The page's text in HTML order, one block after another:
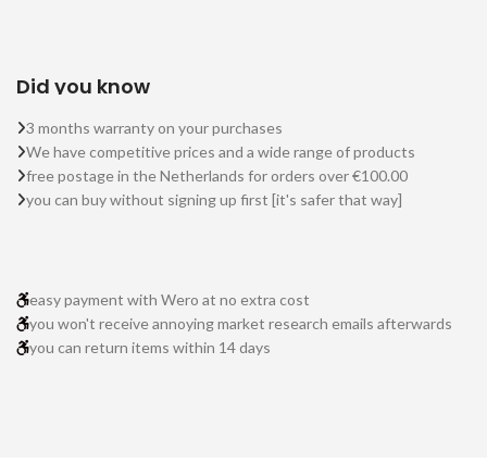
Did you know
3 months warranty on your purchases
We have competitive prices and a wide range of products
free postage in the Netherlands for orders over €100.00
you can buy without signing up first [it's safer that way]
easy payment with Wero at no extra cost
you won't receive annoying market research emails afterwards
you can return items within 14 days